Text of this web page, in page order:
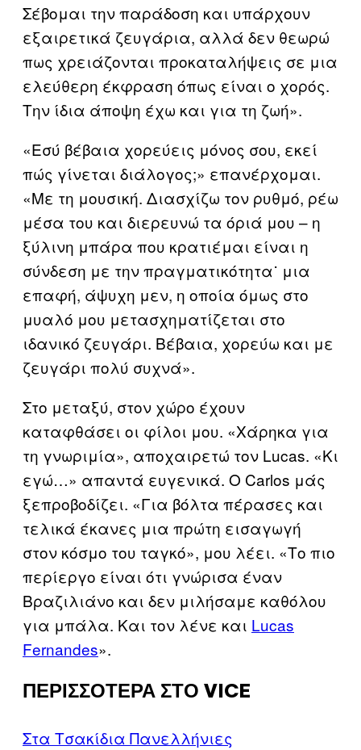
Σέβομαι την παράδοση και υπάρχουν
εξαιρετικά ζευγάρια, αλλά δεν θεωρώ
πως χρειάζονται προκαταλήψεις σε μια
ελεύθερη έκφραση όπως είναι ο χορός.
Την ίδια άποψη έχω και για τη ζωή».
«Εσύ βέβαια χορεύεις μόνος σου, εκεί
πώς γίνεται διάλογος;» επανέρχομαι.
«Με τη μουσική. Διασχίζω τον ρυθμό, ρέω
μέσα του και διερευνώ τα όριά μου – η
ξύλινη μπάρα που κρατιέμαι είναι η
σύνδεση με την πραγματικότητα˙ μια
επαφή, άψυχη μεν, η οποία όμως στο
μυαλό μου μετασχηματίζεται στο
ιδανικό ζευγάρι. Βέβαια, χορεύω και με
ζευγάρι πολύ συχνά».
Στο μεταξύ, στον χώρο έχουν
καταφθάσει οι φίλοι μου. «Χάρηκα για
τη γνωριμία», αποχαιρετώ τον Lucas. «Κι
εγώ…» απαντά ευγενικά. Ο Carlos μάς
ξεπροβοδίζει. «Για βόλτα πέρασες και
τελικά έκανες μια πρώτη εισαγωγή
στον κόσμο του ταγκό», μου λέει. «Το πιο
περίεργο είναι ότι γνώρισα έναν
Βραζιλιάνο και δεν μιλήσαμε καθόλου
για μπάλα. Και τον λένε και Lucas
Fernandes».
ΠΕΡΙΣΣΟΤΕΡΑ ΣΤΟ VICE
Στα Τσακίδια Πανελλήνιες